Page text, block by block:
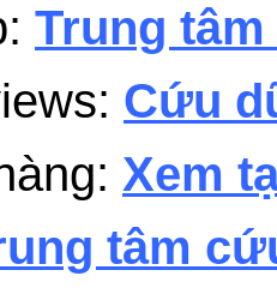
Trung
Cứu
Xem
tâm